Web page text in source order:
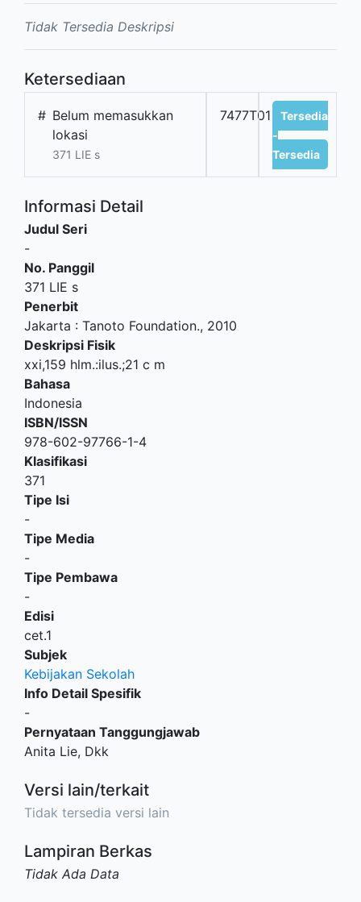
Tidak Tersedia Deskripsi
Ketersediaan
# Belum memasukkan
lokasi
371 LIE s
7477T01
Tersedia
-
Tersedia
Informasi Detail
Judul Seri
-
No. Panggil
371 LIE s
Penerbit
Jakarta : Tanoto Foundation., 2010
Deskripsi Fisik
xxi,159 hlm.:ilus.;21 c m
Bahasa
Indonesia
ISBN/ISSN
978-602-97766-1-4
Klasifikasi
371
Tipe Isi
-
Tipe Media
-
Tipe Pembawa
-
Edisi
cet.1
Subjek
Kebijakan Sekolah
Info Detail Spesifik
-
Pernyataan Tanggungjawab
Anita Lie, Dkk
Versi lain/terkait
Tidak tersedia versi lain
Lampiran Berkas
Tidak Ada Data